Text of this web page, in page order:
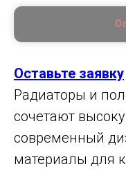
Оставьте заявку
Радиаторы и
сочетают
современный
материалы для